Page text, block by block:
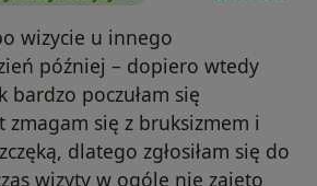
wizycie u innego
później – dopiero wtedy
bardzo poczułam się
zmagam się z bruksizmem i
dlatego zgłosiłam się do
wizyty w ogóle nie zajęto